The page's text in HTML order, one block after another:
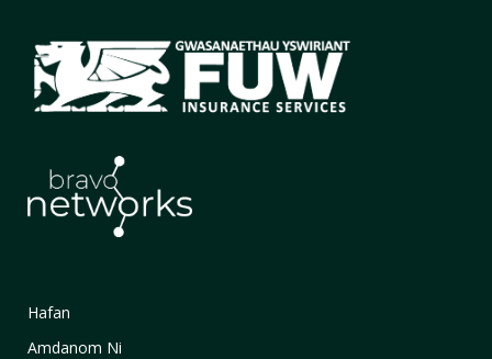
Hafan
Amdanom Ni